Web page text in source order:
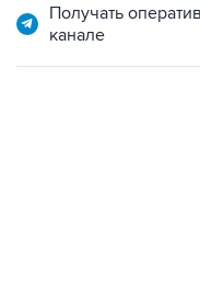
Получать
канале